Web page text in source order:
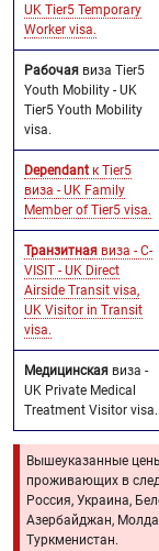
UK Tier5 Temporary
Worker visa.
Рабочая виза Tier5
Youth Mobility - UK
Tier5 Youth Mobility
visa.
Dependant к Tier5
виза - UK Family
Member of Tier5 visa.
Транзитная виза - C-
VISIT - UK Direct
Airside Transit visa,
UK Visitor in Transit
visa.
Медицинская виза -
UK Private Medical
Treatment Visitor visa.
Вышеуказанные
проживающих в
Россия, Украина,
Азербайджан,
Туркменистан.